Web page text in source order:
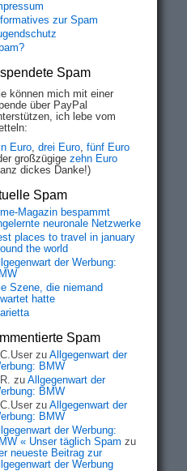
zur Spam
Spam
können mich mit einer
über PayPal
ich lebe vom
Euro, drei Euro, fünf Euro
großzügige zehn Euro
dickes Danke!)
Spam
Magazin bespammt
neuronale Netzwerke
places to travel in january
the world
der Werbung:
Szene, die niemand
hatte
Spam
zu Allgegenwart der
BMW
zu Allgegenwart der
BMW
zu Allgegenwart der
BMW
der Werbung:
« Unser täglich Spam zu
neueste Beitrag zur
der Werbung